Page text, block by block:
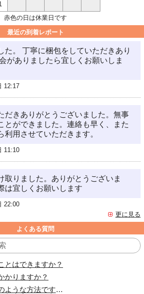
赤色の日は休業日です
最近の到着レポート
た。 丁寧に梱包をしていただきあり
がありましたら宜しくお願いしま
12:17
だきありがとうございました。無事
とができました。連絡も早く、また
利用させていただきます。
11:10
取りました。ありがとうございま
は宜しくお願いします
22:00
更に見る
よくある質問
とはできますか？
かりますか？
代金の支払いはどのような方法ですか？